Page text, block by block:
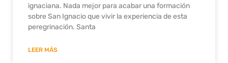
ignaciana. Nada mejor para acabar una formación
sobre San Ignacio que vivir la experiencia de esta
peregrinación. Santa
LEER MÁS